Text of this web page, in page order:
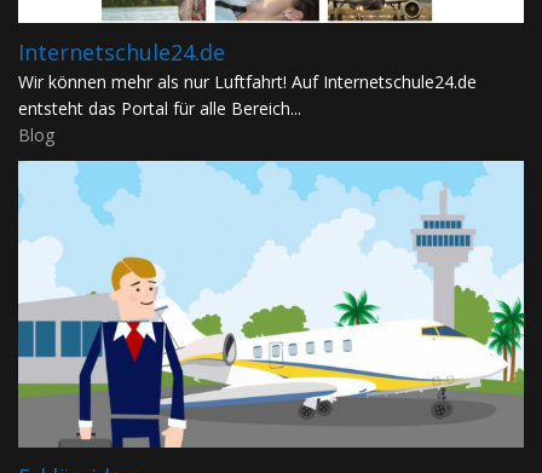
Internetschule24.de
Wir können mehr als nur Luftfahrt! Auf Internetschule24.de
entsteht das Portal für alle Bereich...
Blog